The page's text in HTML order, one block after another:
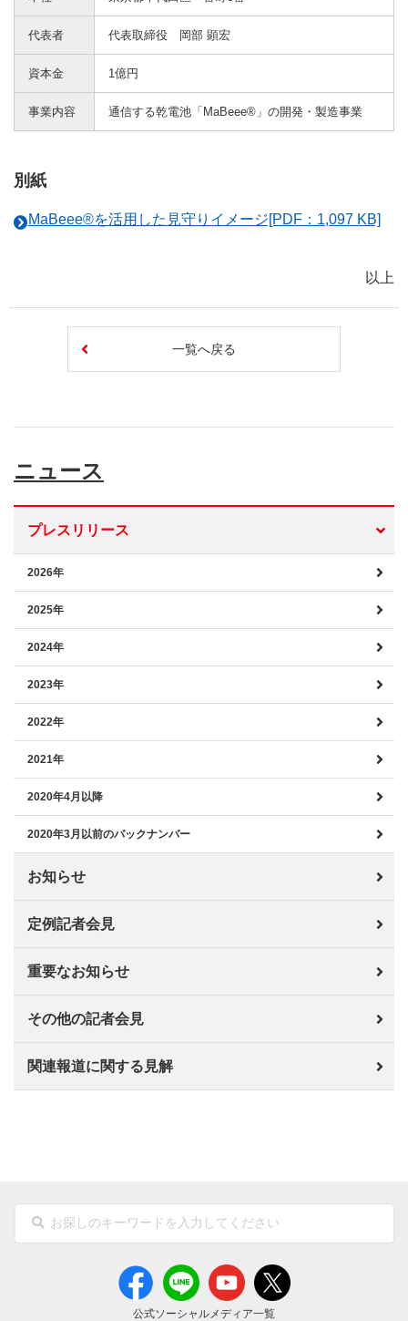
代表者 代表取締役 岡部 顕宏
資本金 1億円
事業内容 通信する乾電池「MaBeee®」の開発・製造事業
別紙
MaBeee®を活用した見守りイメージ[PDF：1,097 KB]
以上
一覧へ戻る
ニュース
プレスリリース
2026年
2025年
2024年
2023年
2022年
2021年
2020年4月以降
2020年3月以前のバックナンバー
お知らせ
定例記者会見
重要なお知らせ
その他の記者会見
関連報道に関する見解
公式ソーシャルメディア一覧